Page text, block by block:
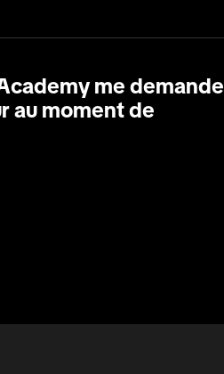
me demande
au moment de